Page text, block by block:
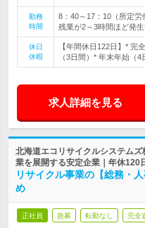
勤務
時間
8：40～17：10（所定
残業が2～3時間ほど発
休日
休暇
【年間休日122日】* 完
（3日間）* 年末年始（4
求人詳細を見る
北海道エコリサイクルシステム
業を展開する安定企業｜年休120
リサイクル事業の【総務・
め
正社員 急募 転勤なし 完全